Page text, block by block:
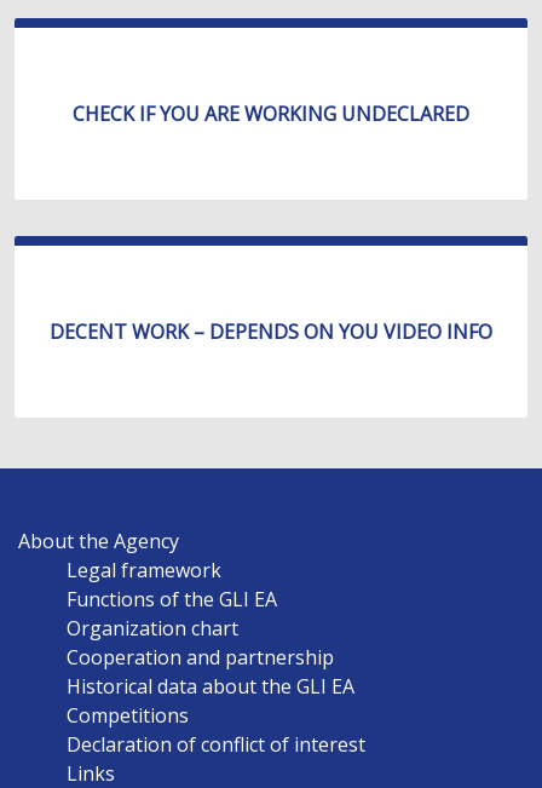
CHECK IF YOU ARE WORKING UNDECLARED
DECENT WORK – DEPENDS ON YOU VIDEO INFO
NAVIGATION
About the Agency
Legal framework
Functions of the GLI EA
Organization chart
Cooperation and partnership
Historical data about the GLI EA
Competitions
Declaration of conflict of interest
Links